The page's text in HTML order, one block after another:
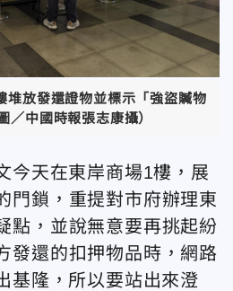
堆放發還證物並標示「強盜贓物
／中國時報張志康攝）
今天在東岸商場1樓，展
門鎖，重提對市府辦理東
點，並說無意要再挑起紛
發還的扣押物品時，網路
基隆，所以要站出來澄